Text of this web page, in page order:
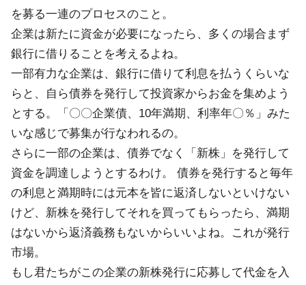
を募る一連のプロセスのこと。
企業は新たに資金が必要になったら、多くの場合まず
銀行に借りることを考えるよね。
一部有力な企業は、銀行に借りて利息を払うくらいな
らと、自ら債券を発行して投資家からお金を集めよう
とする。「〇〇企業債、10年満期、利率年〇％」みた
いな感じで募集が行なわれるの。
さらに一部の企業は、債券でなく「新株」を発行して
資金を調達しようとするわけ。 債券を発行すると毎年
の利息と満期時には元本を皆に返済しないといけない
けど、新株を発行してそれを買ってもらったら、満期
はないから返済義務もないからいいよね。これが発行
市場。
もし君たちがこの企業の新株発行に応募して代金を入